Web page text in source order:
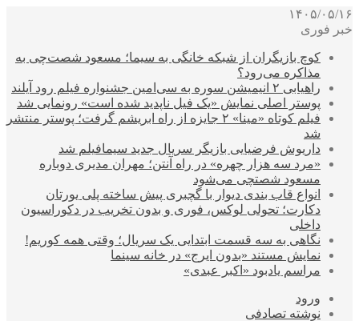
۱۴۰۵/۰۵/۱۶
خبر فوری
کوچ بازیگران از شبکه خانگی به سیما؛ مسعود شصت‌چی به
مذاکره می‌رود؟
راهیابی ۲ انیمیشن سوره به سی‌امین جشنواره فیلم رود آیلند
پوستر اصلی نمایش «یک فیل ناپدید شده است» رونمایی شد
فیلم کوتاه «مینا» ۲ جایزه از راه ابریشم گرفت؛ پوستر منتشر
شد
داریوش فرضیایی بازیگر سریال جدید سیمافیلم شد
«مرد سه هزار چهره» در راه آنتن؛ مهران مدیری دوباره
مسعود شصتچی می‌شود
انواع قاب بندی دیوار با گچبری پیش ساخته پلی یورتان
دکارت؛ تحولی لوکس، فوری و بدون تخریب در دکوراسیون
داخلی
نگاهی به سه قسمت ابتدایی یک سریال؛ وقتی همه کوریم!
نمایش مستند «بدون ایرج» در خانه سینما
مراسم یادبود «اکبر عبدی»
ورود
نوشته تصادفی